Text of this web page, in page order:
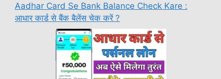
Aadhar Card Se Bank Balance Check Kare :
आधार कार्ड से बैंक बैलेंस चेक करें ?